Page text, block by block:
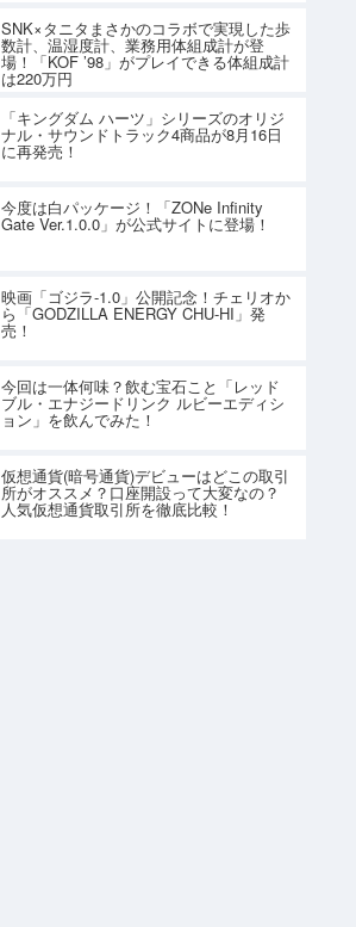
SNK×タニタまさかのコラボで実現した歩
数計、温湿度計、業務用体組成計が登
場！「KOF ’98」がプレイできる体組成計
は220万円
「キングダム ハーツ」シリーズのオリジ
ナル・サウンドトラック4商品が8月16日
に再発売！
今度は白パッケージ！「ZONe Infinity
Gate Ver.1.0.0」が公式サイトに登場！
映画「ゴジラ-1.0」公開記念！チェリオか
ら「GODZILLA ENERGY CHU-HI」発
売！
今回は一体何味？飲む宝石こと「レッド
ブル・エナジードリンク ルビーエディシ
ョン」を飲んでみた！
仮想通貨(暗号通貨)デビューはどこの取引
所がオススメ？口座開設って大変なの？
人気仮想通貨取引所を徹底比較！